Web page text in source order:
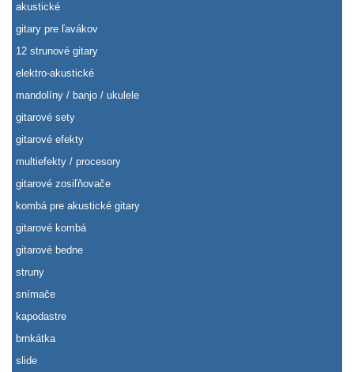
akustické
gitary pre ľavákov
12 strunové gitary
elektro-akustické
mandolíny / banjo / ukulele
gitarové sety
gitarové efekty
multiefekty / procesory
gitarové zosiľňovače
kombá pre akustické gitary
gitarové kombá
gitarové bedne
struny
snímače
kapodastre
brnkátka
slide